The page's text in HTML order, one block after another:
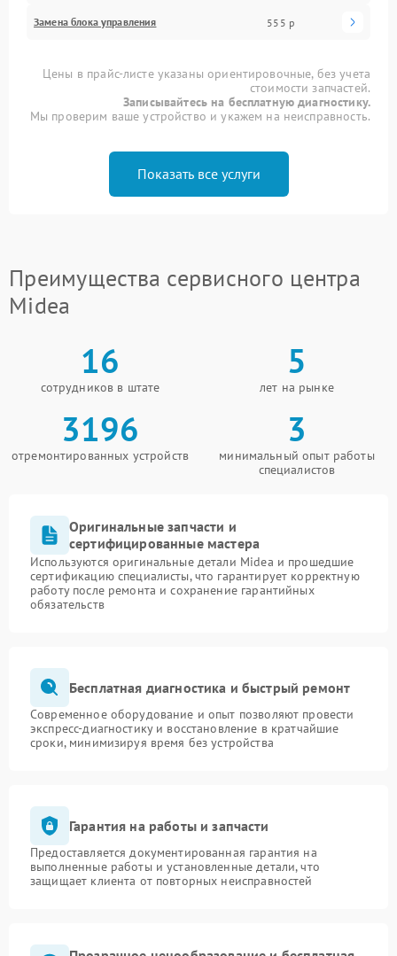
Замена блока управления 555 р
Цены в прайс-листе указаны ориентировочные, без учета
стоимости запчастей.
Записывайтесь на бесплатную диагностику.
Мы проверим ваше устройство и укажем на неисправность.
Показать все услуги
Преимущества сервисного центра
Midea
16
сотрудников в штате
5
лет на рынке
3196
отремонтированных устройств
3
минимальный опыт работы
специалистов
Оригинальные запчасти и
сертифицированные мастера
Используются оригинальные детали Midea и прошедшие
сертификацию специалисты, что гарантирует корректную
работу после ремонта и сохранение гарантийных
обязательств
Бесплатная диагностика и быстрый ремонт
Современное оборудование и опыт позволяют провести
экспресс-диагностику и восстановление в кратчайшие
сроки, минимизируя время без устройства
Гарантия на работы и запчасти
Предоставляется документированная гарантия на
выполненные работы и установленные детали, что
защищает клиента от повторных неисправностей